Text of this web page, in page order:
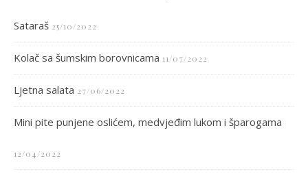
Sataraš 25/10/2022
Kolač sa šumskim borovnicama 11/07/2022
Ljetna salata 27/06/2022
Mini pite punjene oslićem, medvjeđim lukom i šparogama
12/04/2022